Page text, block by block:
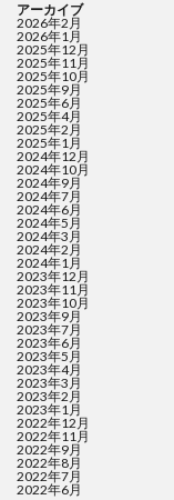
アーカイブ
2026年2月
2026年1月
2025年12月
2025年11月
2025年10月
2025年9月
2025年6月
2025年4月
2025年2月
2025年1月
2024年12月
2024年10月
2024年9月
2024年7月
2024年6月
2024年5月
2024年3月
2024年2月
2024年1月
2023年12月
2023年11月
2023年10月
2023年9月
2023年7月
2023年6月
2023年5月
2023年4月
2023年3月
2023年2月
2023年1月
2022年12月
2022年11月
2022年9月
2022年8月
2022年7月
2022年6月